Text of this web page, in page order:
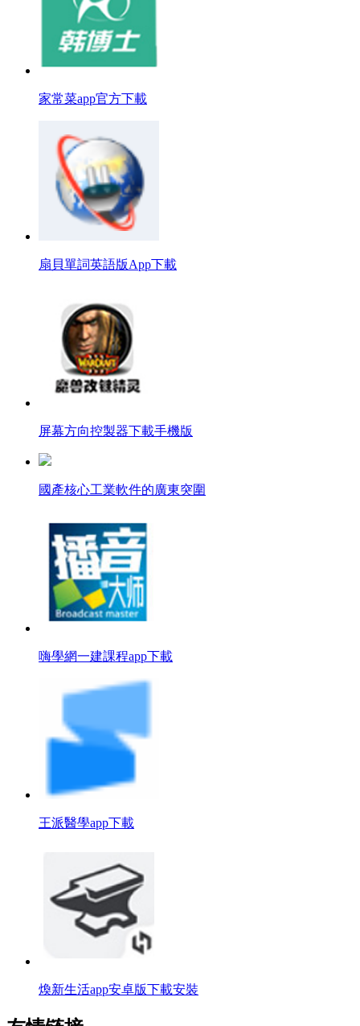
家常菜app官方下載
扇貝單詞英語版App下載
屏幕方向控製器下載手機版
國產核心工業軟件的廣東突圍
嗨學網一建課程app下載
王派醫學app下載
煥新生活app安卓版下載安裝